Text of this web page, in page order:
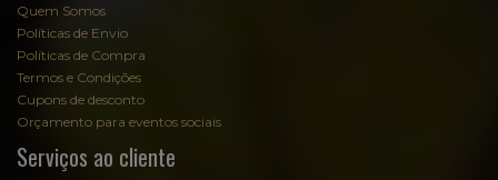
Quem Somos
Políticas de Envio
Políticas de Compra
Termos e Condições
Cupons de desconto
Orçamento para eventos sociais
Serviços ao cliente